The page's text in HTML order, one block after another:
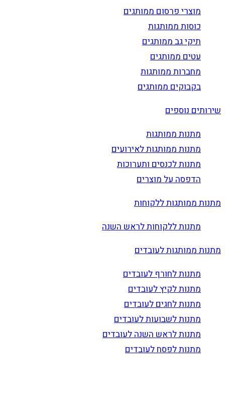
מוצרי פרסום ממותגים
כוסות ממותגות
תיקי גב ממותגים
עטים ממותגים
מחברות ממותגות
בקבוקים ממותגים
שירותים נוספים
מתנות ממותגות
מתנות ממותגות לאירועים
מתנות לכנסים ותערוכות
הדפסה על מוצרים
מתנות ממותגות ללקוחות
מתנות ללקוחות לראש השנה
מתנות ממותגות לעובדים
מתנות לחורף לעובדים
מתנות לקיץ לעובדים
מתנות לחגים לעובדים
מתנות לשבועות לעובדים
מתנות לראש השנה לעובדים
מתנות לפסח לעובדים